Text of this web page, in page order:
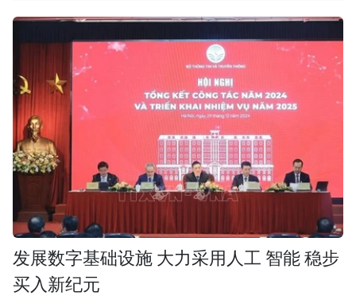
发展数字基础设施 大力采用人工 智能 稳步
买入新纪元